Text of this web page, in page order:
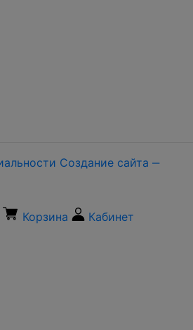
Создание сайта ‒
Корзина Кабинет